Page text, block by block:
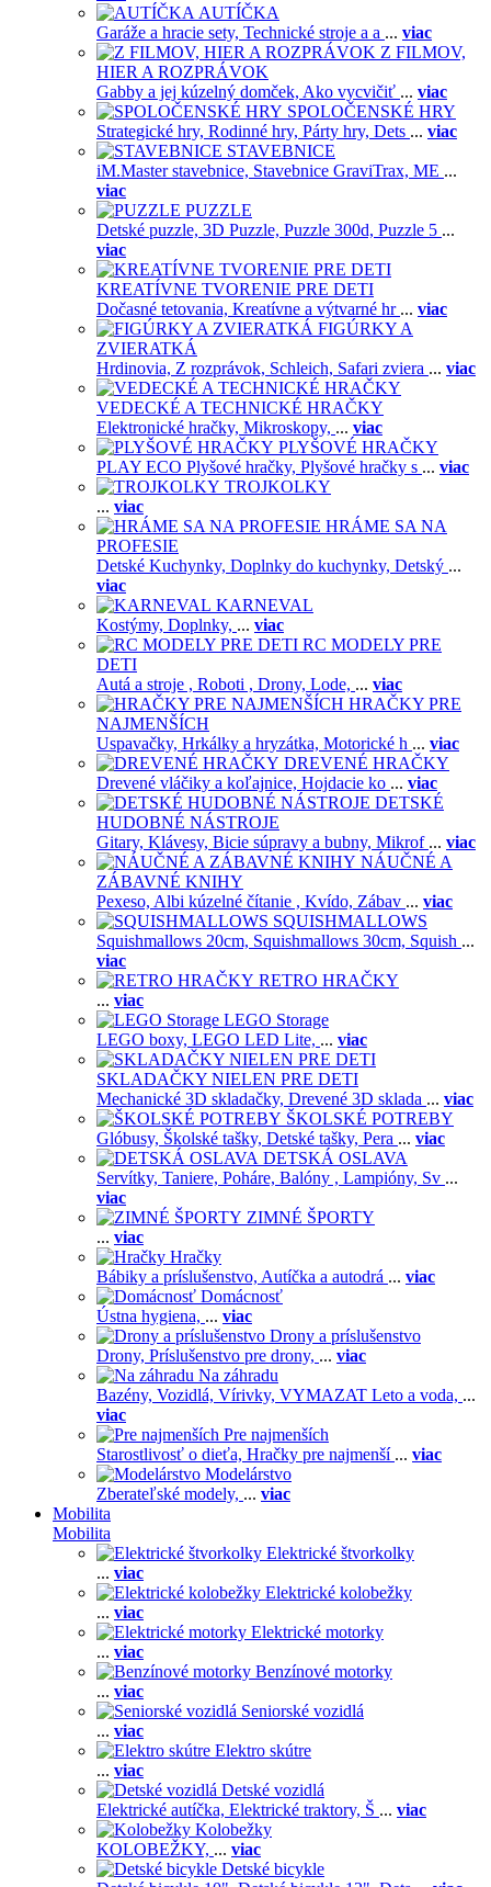
AUTÍČKA
Garáže a hracie sety, Technické stroje a a ... viac
Z FILMOV,
HIER A ROZPRÁVOK
Gabby a jej kúzelný domček, Ako vycvičiť ... viac
SPOLOČENSKÉ HRY
Strategické hry, Rodinné hry, Párty hry, Dets ... viac
STAVEBNICE
iM.Master stavebnice, Stavebnice GraviTrax, ME ...
viac
PUZZLE
Detské puzzle, 3D Puzzle, Puzzle 300d, Puzzle 5 ...
viac
KREATÍVNE TVORENIE PRE DETI
Dočasné tetovania, Kreatívne a výtvarné hr ... viac
FIGÚRKY A
ZVIERATKÁ
Hrdinovia, Z rozprávok, Schleich, Safari zviera ... viac
VEDECKÉ A TECHNICKÉ HRAČKY
Elektronické hračky, Mikroskopy, ... viac
PLYŠOVÉ HRAČKY
PLAY ECO Plyšové hračky, Plyšové hračky s ... viac
TROJKOLKY
... viac
HRÁME SA NA
PROFESIE
Detské Kuchynky, Doplnky do kuchynky, Detský ...
viac
KARNEVAL
Kostýmy, Doplnky, ... viac
RC MODELY PRE
DETI
Autá a stroje , Roboti , Drony, Lode, ... viac
HRAČKY PRE
NAJMENŠÍCH
Uspavačky, Hrkálky a hryzátka, Motorické h ... viac
DREVENÉ HRAČKY
Drevené vláčiky a koľajnice, Hojdacie ko ... viac
DETSKÉ
HUDOBNÉ NÁSTROJE
Gitary, Klávesy, Bicie súpravy a bubny, Mikrof ... viac
NÁUČNÉ A
ZÁBAVNÉ KNIHY
Pexeso, Albi kúzelné čítanie , Kvído, Zábav ... viac
SQUISHMALLOWS
Squishmallows 20cm, Squishmallows 30cm, Squish ...
viac
RETRO HRAČKY
... viac
LEGO Storage
LEGO boxy, LEGO LED Lite, ... viac
SKLADAČKY NIELEN PRE DETI
Mechanické 3D skladačky, Drevené 3D sklada ... viac
ŠKOLSKÉ POTREBY
Glóbusy, Školské tašky, Detské tašky, Pera ... viac
DETSKÁ OSLAVA
Servítky, Taniere, Poháre, Balóny , Lampióny, Sv ...
viac
ZIMNÉ ŠPORTY
... viac
Hračky
Bábiky a príslušenstvo, Autíčka a autodrá ... viac
Domácnosť
Ústna hygiena, ... viac
Drony a príslušenstvo
Drony, Príslušenstvo pre drony, ... viac
Na záhradu
Bazény, Vozidlá, Vírivky, VYMAZAT Leto a voda, ...
viac
Pre najmenších
Starostlivosť o dieťa, Hračky pre najmenší ... viac
Modelárstvo
Zberateľské modely, ... viac
Mobilita
Mobilita
Elektrické štvorkolky
... viac
Elektrické kolobežky
... viac
Elektrické motorky
... viac
Benzínové motorky
... viac
Seniorské vozidlá
... viac
Elektro skútre
... viac
Detské vozidlá
Elektrické autíčka, Elektrické traktory, Š ... viac
Kolobežky
KOLOBEŽKY, ... viac
Detské bicykle